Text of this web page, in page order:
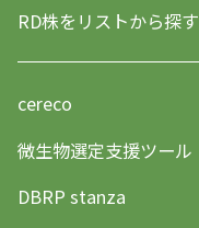
RD株をリストから探す
cereco
微生物選定支援ツール
DBRP stanza